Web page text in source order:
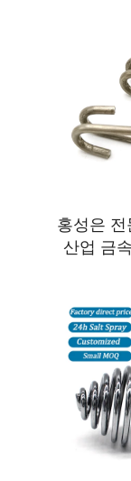
홍성은
산업 금